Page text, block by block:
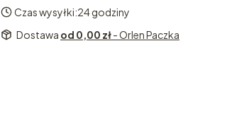
Czas wysyłki:24 godziny
Dostawa od 0,00 zł- Orlen Paczka